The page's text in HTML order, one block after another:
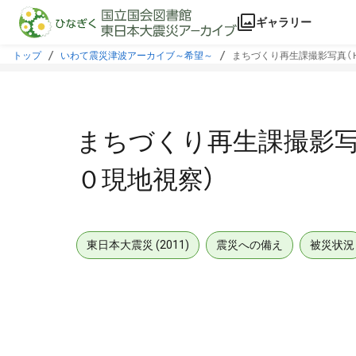
本文に飛ぶ
ギャラリー
トップ いわて震災津波アーカイブ～希望～ まちづくり再生課撮影写真
まちづくり再生課撮影
０現地視察）
東日本大震災 (2011) 震災への備え 被災状況